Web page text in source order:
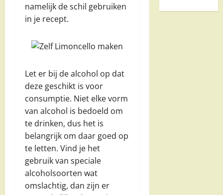
namelijk de schil gebruiken
in je recept.
Let er bij de alcohol op dat
deze geschikt is voor
consumptie. Niet elke vorm
van alcohol is bedoeld om
te drinken, dus het is
belangrijk om daar goed op
te letten. Vind je het
gebruik van speciale
alcoholsoorten wat
omslachtig, dan zijn er